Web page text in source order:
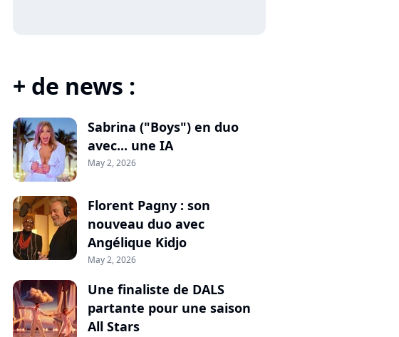
+ de news :
Sabrina ("Boys") en duo
avec... une IA
May 2, 2026
Florent Pagny : son
nouveau duo avec
Angélique Kidjo
May 2, 2026
Une finaliste de DALS
partante pour une saison
All Stars